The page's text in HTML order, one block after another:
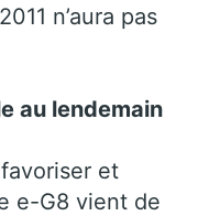
n’aura pas
au lendemain
et
e-G8 vient de